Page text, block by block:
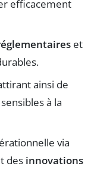
efficacement
et
ainsi de
à la
via
des innovations